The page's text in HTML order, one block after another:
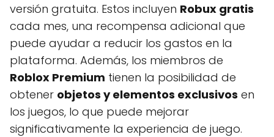
versión gratuita. Estos incluyen Robux gratis
cada mes, una recompensa adicional que
puede ayudar a reducir los gastos en la
plataforma. Además, los miembros de
Roblox Premium tienen la posibilidad de
obtener objetos y elementos exclusivos en
los juegos, lo que puede mejorar
significativamente la experiencia de juego.